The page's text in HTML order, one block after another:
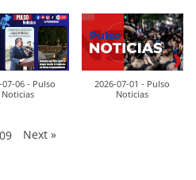
07-06 - Pulso
Noticias
2026-07-01 - Pulso
Noticias
Next »